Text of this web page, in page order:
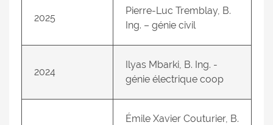
2025
Pierre-Luc Tremblay, B.
Ing. – génie civil
2024
Ilyas Mbarki, B. Ing. -
génie électrique coop
Émile Xavier Couturier, B.